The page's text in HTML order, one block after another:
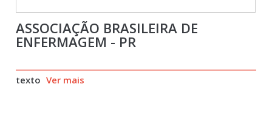
ASSOCIAÇÃO BRASILEIRA DE
ENFERMAGEM - PR
texto Ver mais